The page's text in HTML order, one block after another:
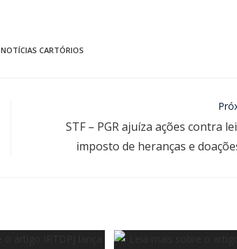
NOTÍCIAS CARTÓRIOS
STF – PGR ajuíza ações contra
imposto de heranças e